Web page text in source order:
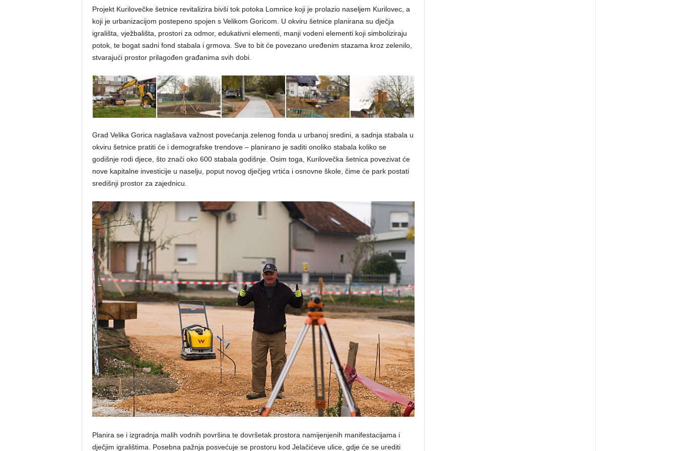
Projekt Kurilovečke šetnice revitalizira bivši tok potoka Lomnice koji je prolazio naseljem Kurilovec, a
koji je urbanizacijom postepeno spojen s Velikom Goricom. U okviru šetnice planirana su dječja
igrališta, vježbališta, prostori za odmor, edukativni elementi, manji vodeni elementi koji simboliziraju
potok, te bogat sadni fond stabala i grmova. Sve to bit će povezano uređenim stazama kroz zelenilo,
stvarajući prostor prilagođen građanima svih dobi.
Grad Velika Gorica naglašava važnost povećanja zelenog fonda u urbanoj sredini, a sadnja stabala u
okviru šetnice pratiti će i demografske trendove – planirano je saditi onoliko stabala koliko se
godišnje rodi djece, što znači oko 600 stabala godišnje. Osim toga, Kurilovečka šetnica povezivat će
nove kapitalne investicije u naselju, poput novog dječjeg vrtića i osnovne škole, čime će park postati
središnji prostor za zajednicu.
Planira se i izgradnja malih vodnih površina te dovršetak prostora namijenjenih manifestacijama i
dječjim igralištima. Posebna pažnja posvećuje se prostoru kod Jelačićeve ulice, gdje će se urediti